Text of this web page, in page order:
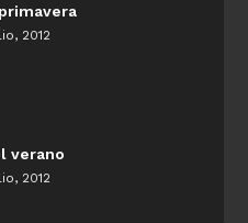
2012
verano
2012